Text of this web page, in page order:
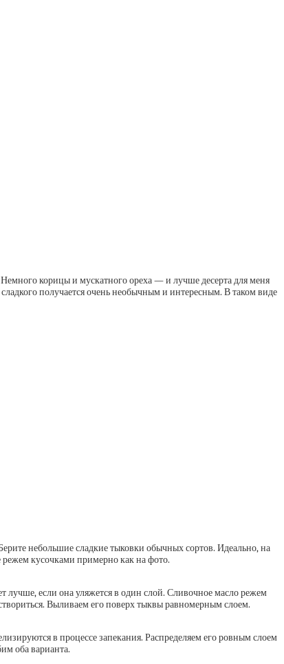
корицы и мускатного ореха — и лучше десерта для меня
получается очень необычным и интересным. В таком виде
небольшие сладкие тыковки обычных сортов. Идеально, на
кусочками примерно как на фото.
лучше, если она уляжется в один слой. Сливочное масло режем
Выливаем его поверх тыквы равномерным слоем.
в процессе запекания. Распределяем его ровным слоем
оба варианта.